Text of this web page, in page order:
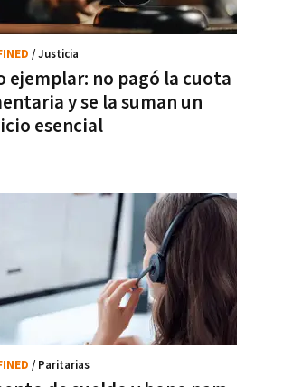
ejemplar: no pagó la cuota
y se la suman un
esencial
/ Justicia
/ Paritarias